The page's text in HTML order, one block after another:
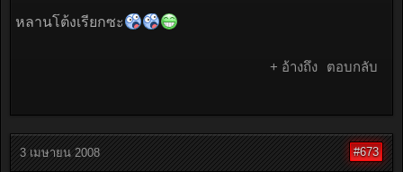
หลานโต้งเรียกซะ
+ อ้างถึง ตอบกลับ
3 เมษายน 2008 #673